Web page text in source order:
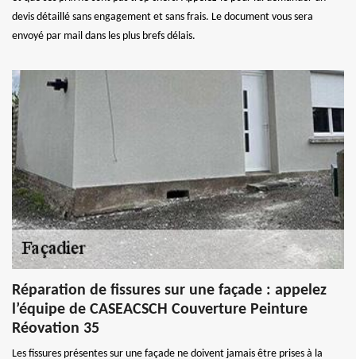
devis détaillé sans engagement et sans frais. Le document vous sera
envoyé par mail dans les plus brefs délais.
Réparation de fissures sur une façade : appelez
l’équipe de CASEACSCH Couverture Peinture
Réovation 35
Les fissures présentes sur une façade ne doivent jamais être prises à la